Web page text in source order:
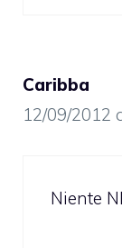
Caribba
12/09/2012
Niente